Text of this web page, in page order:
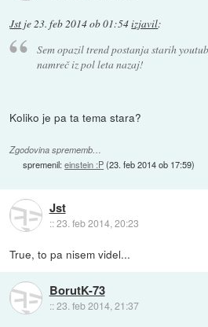
Jst je23. feb 2014 ob 01:54izjavil:
Sem opazil trend postanja starih
namreč iz pol leta nazaj!
Koliko je pa ta tema stara?
Zgodovina sprememb…
spremenil:einstein :P(23. feb 2014 ob 17:59)
Jst
::23. feb 2014, 20:23
True, to pa nisem videl...
BorutK-73
::23. feb 2014, 21:37